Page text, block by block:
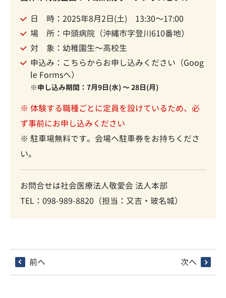
日 時：2025年8月2日(土) 13:30〜17:00
場 所：中頭病院（沖縄市字登川610番地）
対 象：幼稚園生〜高校生
申込み： こちらからお申し込みください（Goog
le Formsへ）
※申し込み期間：7月9日(水) 〜 28日(月)
※ 体験する職種ごとに定員を設けているため、必
ず事前にお申し込みください
※ 駐車場無料です。会場へ駐車券をお持ちくださ
い。
お問合せは社会医療法人敬愛会 法人本部
TEL：098-989-8820（担当：又吉・玻名城）
前へ 次へ